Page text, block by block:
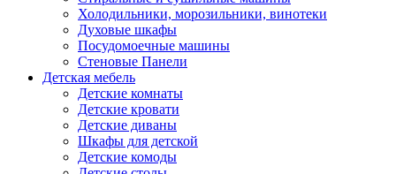
Холодильники, морозильники, винотеки
Духовые шкафы
Посудомоечные машины
Стеновые Панели
Детская мебель
Детские комнаты
Детские кровати
Детские диваны
Шкафы для детской
Детские комоды